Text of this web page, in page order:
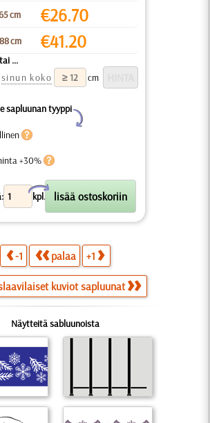
cm €26.70
cm €41.20
...
sinun koko
cm
sapluunan tyyppi
Y
+30%
kpl.
X
-1 palaa +1
kuviot sapluunat
Näytteitä sabluunoista